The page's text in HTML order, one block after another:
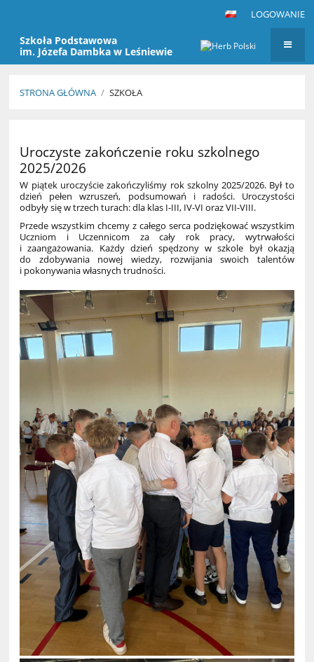
LOGOWANIE
Szkoła Podstawowa
im. Józefa Dambka w Leśniewie
STRONA GŁÓWNA / SZKOŁA
Uroczyste zakończenie roku szkolnego
2025/2026
W piątek uroczyście zakończyliśmy rok szkolny 2025/2026. Był to
dzień pełen wzruszeń, podsumowań i radości. Uroczystości
odbyły się w trzech turach: dla klas I-III, IV-VI oraz VII-VIII.
Przede wszystkim chcemy z całego serca podziękować wszystkim
Uczniom i Uczennicom za cały rok pracy, wytrwałości
i zaangażowania. Każdy dzień spędzony w szkole był okazją
do zdobywania nowej wiedzy, rozwijania swoich talentów
i pokonywania własnych trudności.